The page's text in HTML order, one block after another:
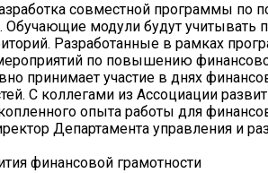
совместной программы
Обучающие модули будут
Разработанные в рамках
по повышению
принимает участие в днях
С коллегами из Ассоциации
опыта работы для
Департамента управления и
финансовой грамотности